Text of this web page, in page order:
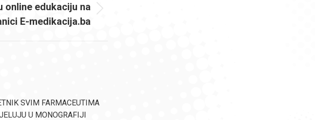
online edukaciju na
E-medikacija.ba
SVIM FARMACEUTIMA
U MONOGRAFIJI